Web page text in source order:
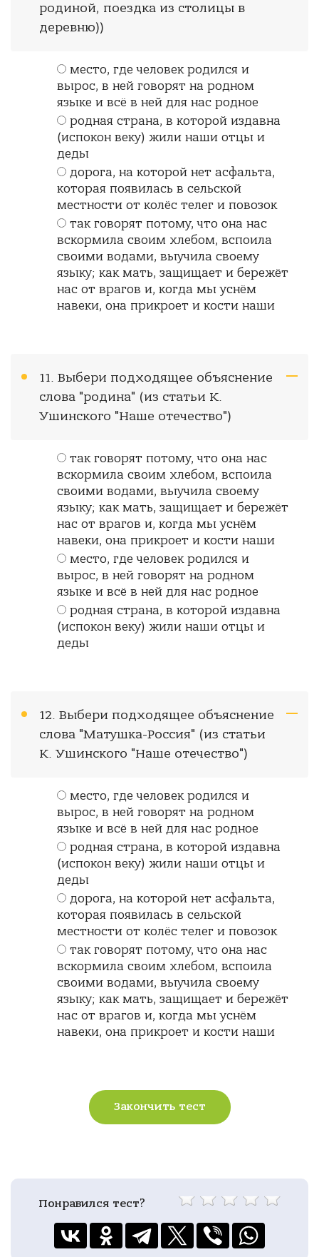
родиной, поездка из столицы в
деревню))
место, где человек родился и
вырос, в ней говорят на родном
языке и всё в ней для нас родное
родная страна, в которой издавна
(испокон веку) жили наши отцы и
деды
дорога, на которой нет асфальта,
которая появилась в сельской
местности от колёс телег и повозок
так говорят потому, что она нас
вскормила своим хлебом, вспоила
своими водами, выучила своему
языку; как мать, защищает и бережёт
нас от врагов и, когда мы уснём
навеки, она прикроет и кости наши
11. Выбери подходящее объяснение
слова "родина" (из статьи К.
Ушинского "Наше отечество")
так говорят потому, что она нас
вскормила своим хлебом, вспоила
своими водами, выучила своему
языку; как мать, защищает и бережёт
нас от врагов и, когда мы уснём
навеки, она прикроет и кости наши
место, где человек родился и
вырос, в ней говорят на родном
языке и всё в ней для нас родное
родная страна, в которой издавна
(испокон веку) жили наши отцы и
деды
12. Выбери подходящее объяснение
слова "Матушка-Россия" (из статьи
К. Ушинского "Наше отечество")
место, где человек родился и
вырос, в ней говорят на родном
языке и всё в ней для нас родное
родная страна, в которой издавна
(испокон веку) жили наши отцы и
деды
дорога, на которой нет асфальта,
которая появилась в сельской
местности от колёс телег и повозок
так говорят потому, что она нас
вскормила своим хлебом, вспоила
своими водами, выучила своему
языку; как мать, защищает и бережёт
нас от врагов и, когда мы уснём
навеки, она прикроет и кости наши
Закончить тест
Понравился тест?